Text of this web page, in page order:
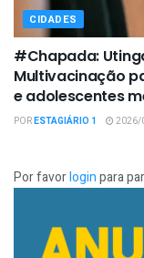
CIDADES
#Chapada:
Multivacinação
e adolescentes
PORESTAGIÁRIO 1 2026/
Por favorloginpara